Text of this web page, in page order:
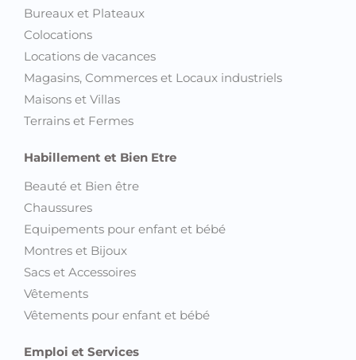
Bureaux et Plateaux
Colocations
Locations de vacances
Magasins, Commerces et Locaux industriels
Maisons et Villas
Terrains et Fermes
Habillement et Bien Etre
Beauté et Bien être
Chaussures
Equipements pour enfant et bébé
Montres et Bijoux
Sacs et Accessoires
Vêtements
Vêtements pour enfant et bébé
Emploi et Services